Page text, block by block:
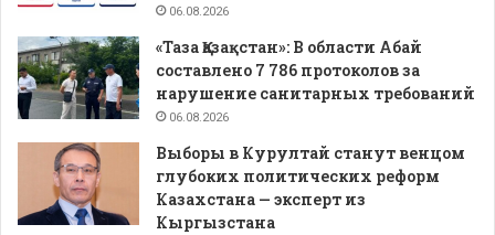
06.08.2026
«Таза Қазақстан»: В области Абай
составлено 7 786 протоколов за
нарушение санитарных требований
06.08.2026
Выборы в Курултай станут венцом
глубоких политических реформ
Казахстана — эксперт из
Кыргызстана